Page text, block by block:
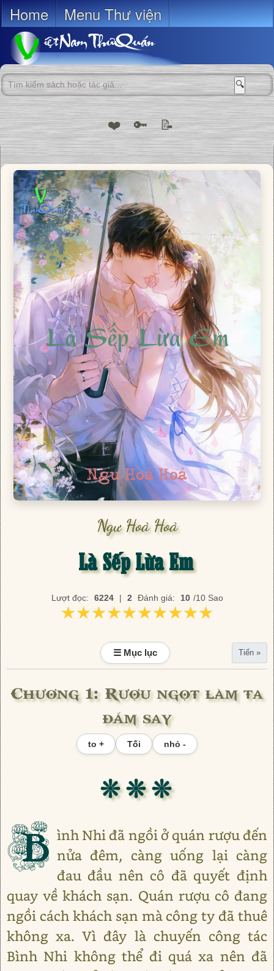
Home Menu Thư viện
🔍
❤️ 🔑 📝
Ngư Hoả Hoả
Là Sếp Lừa Em
Lượt đọc: 6224 | 2 Đánh giá: 10 /10 Sao
★★★★★★★★★★
★★★★★★★★★★
☰ Mục lục Tiến »
Chương 1: Rượu ngọt làm ta
đắm say
to + Tối nhỏ -
❊ ❊ ❊
B ình Nhi đã ngồi ở quán rượu đến
nửa đêm, càng uống lại càng
đau đầu nên cô đã quyết định
quay về khách sạn. Quán rượu cô đang
ngồi cách khách sạn mà công ty đã thuê
không xa. Vì đây là chuyến công tác
Bình Nhi không thể đi quá xa nên đã